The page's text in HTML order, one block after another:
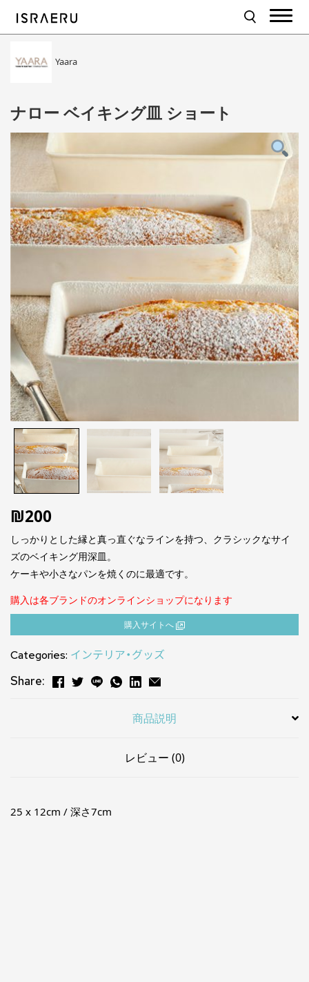
Yaara
ナロー ベイキング皿 ショート
₪200
しっかりとした縁と真っ直ぐなラインを持つ、クラシックなサイ
ズのベイキング用深皿。
ケーキや小さなパンを焼くのに最適です。
購入は各ブランドのオンラインショップになります
購⼊サイトへ
Categories: インテリア・グッズ
Share:
商品説明
レビュー (0)
25 x 12cm / 深さ7cm